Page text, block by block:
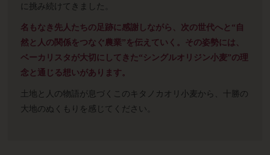
に挑み続けてきました。
名もなき先人たちの足跡に感謝しながら、次の世代へと“自
然と人の関係をつなぐ農業”を伝えていく。その姿勢には、
ベーカリスタが大切にしてきた“シングルオリジン小麦”の理
念と通じる想いがあります。
土地と人の物語が息づくこのキタノカオリ小麦から、十勝の
大地のぬくもりを感じてください。